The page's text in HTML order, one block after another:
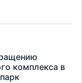
комплекса в